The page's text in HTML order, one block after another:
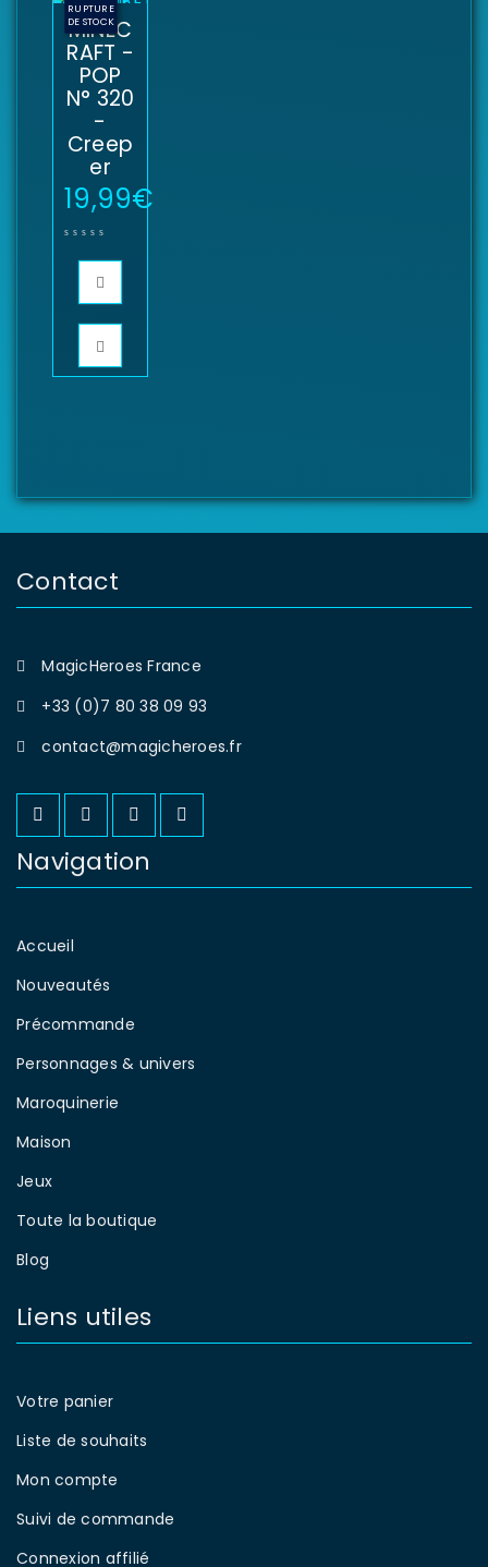
RUPTURE
DE STOCK
MINEC
RAFT -
POP
N° 320
-
Creep
er
19,99€
Contact
MagicHeroes France
+33 (0)7 80 38 09 93
contact@magicheroes.fr
Navigation
Accueil
Nouveautés
Précommande
Personnages & univers
Maroquinerie
Maison
Jeux
Toute la boutique
Blog
Liens utiles
Votre panier
Liste de souhaits
Mon compte
Suivi de commande
Connexion affilié